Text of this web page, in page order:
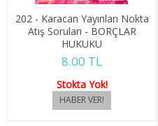
4. SINIF 8. YARIYIL TARİH
FELSEFE
1. SINIF 1. YARIYIL FELSEFE
1. SINIF 2. YARIYIL FELSEFE
202 - Karacan Yayınları Nokta
Atış Soruları - BORÇLAR
HUKUKU
8.00 TL
Stokta Yok!